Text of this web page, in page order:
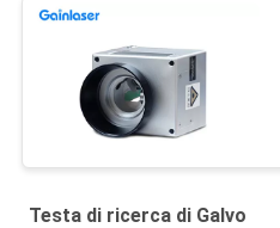
Testa di ricerca di Galvo